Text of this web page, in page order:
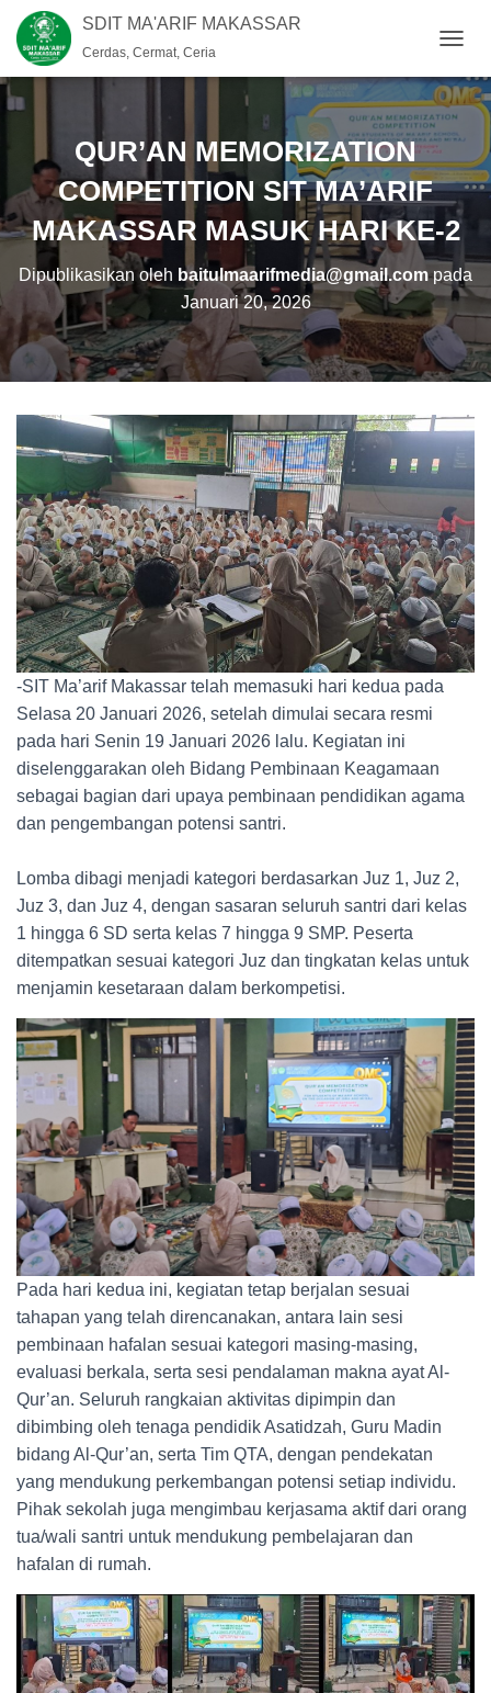
SDIT MA'ARIF MAKASSAR
Cerdas, Cermat, Ceria
O
G
G
L
E
N
A
V
I
G
A
S
I
QUR’AN MEMORIZATION
COMPETITION SIT MA’ARIF
MAKASSAR MASUK HARI KE-2
Dipublikasikan oleh baitulmaarifmedia@gmail.compada
Januari 20, 2026
-SIT Ma’arif Makassar telah memasuki hari kedua pada
Selasa 20 Januari 2026, setelah dimulai secara resmi
pada hari Senin 19 Januari 2026 lalu. Kegiatan ini
diselenggarakan oleh Bidang Pembinaan Keagamaan
sebagai bagian dari upaya pembinaan pendidikan agama
dan pengembangan potensi santri.
Lomba dibagi menjadi kategori berdasarkan Juz 1, Juz 2,
Juz 3, dan Juz 4, dengan sasaran seluruh santri dari kelas
1 hingga 6 SD serta kelas 7 hingga 9 SMP. Peserta
ditempatkan sesuai kategori Juz dan tingkatan kelas untuk
menjamin kesetaraan dalam berkompetisi.
Pada hari kedua ini, kegiatan tetap berjalan sesuai
tahapan yang telah direncanakan, antara lain sesi
pembinaan hafalan sesuai kategori masing-masing,
evaluasi berkala, serta sesi pendalaman makna ayat Al-
Qur’an. Seluruh rangkaian aktivitas dipimpin dan
dibimbing oleh tenaga pendidik Asatidzah, Guru Madin
bidang Al-Qur’an, serta Tim QTA, dengan pendekatan
yang mendukung perkembangan potensi setiap individu.
Pihak sekolah juga mengimbau kerjasama aktif dari orang
tua/wali santri untuk mendukung pembelajaran dan
hafalan di rumah.